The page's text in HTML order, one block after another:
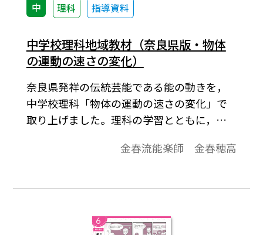
中 理科 指導資料
中学校理科地域教材（奈良県版・物体
の運動の速さの変化）
奈良県発祥の伝統芸能である能の動きを，
中学校理科「物体の運動の速さの変化」で
取り上げました。理科の学習とともに，地
金春流能楽師 金春穂高